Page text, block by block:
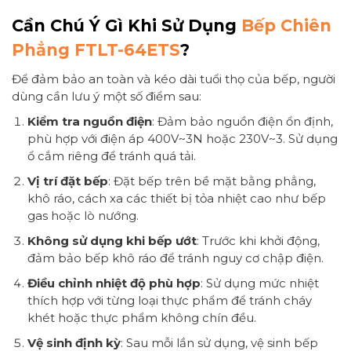
Cần Chú Ý Gì Khi Sử Dụng Bếp Chiên
Phẳng FTLT-64ETS?
Để đảm bảo an toàn và kéo dài tuổi thọ của bếp, người
dùng cần lưu ý một số điểm sau:
Kiểm tra nguồn điện: Đảm bảo nguồn điện ổn định,
phù hợp với điện áp 400V~3N hoặc 230V~3. Sử dụng
ổ cắm riêng để tránh quá tải.
Vị trí đặt bếp: Đặt bếp trên bề mặt bằng phẳng,
khô ráo, cách xa các thiết bị tỏa nhiệt cao như bếp
gas hoặc lò nướng.
Không sử dụng khi bếp ướt: Trước khi khởi động,
đảm bảo bếp khô ráo để tránh nguy cơ chập điện.
Điều chỉnh nhiệt độ phù hợp: Sử dụng mức nhiệt
thích hợp với từng loại thực phẩm để tránh cháy
khét hoặc thực phẩm không chín đều.
Vệ sinh định kỳ: Sau mỗi lần sử dụng, vệ sinh bếp